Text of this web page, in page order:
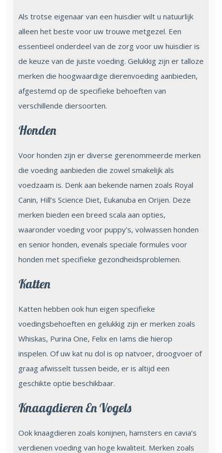
Als trotse eigenaar van een huisdier wilt u natuurlijk
alleen het beste voor uw trouwe metgezel. Een
essentieel onderdeel van de zorg voor uw huisdier is
de keuze van de juiste voeding. Gelukkig zijn er talloze
merken die hoogwaardige dierenvoeding aanbieden,
afgestemd op de specifieke behoeften van
verschillende diersoorten.
Honden
Voor honden zijn er diverse gerenommeerde merken
die voeding aanbieden die zowel smakelijk als
voedzaam is. Denk aan bekende namen zoals Royal
Canin, Hill’s Science Diet, Eukanuba en Orijen. Deze
merken bieden een breed scala aan opties,
waaronder voeding voor puppy’s, volwassen honden
en senior honden, evenals speciale formules voor
honden met specifieke gezondheidsproblemen.
Katten
Katten hebben ook hun eigen specifieke
voedingsbehoeften en gelukkig zijn er merken zoals
Whiskas, Purina One, Felix en Iams die hierop
inspelen. Of uw kat nu dol is op natvoer, droogvoer of
graag afwisselt tussen beide, er is altijd een
geschikte optie beschikbaar.
Knaagdieren En Vogels
Ook knaagdieren zoals konijnen, hamsters en cavia’s
verdienen voeding van hoge kwaliteit. Merken zoals